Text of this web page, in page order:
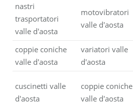
nastri
trasportatori
valle d'aosta
motovibratori
valle d'aosta
coppie coniche
valle d'aosta
variatori valle
d'aosta
cuscinetti valle
d'aosta
coppie coniche
valle d'aosta